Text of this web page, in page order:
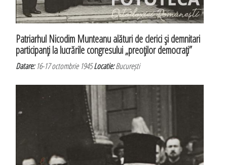
Patriarhul Nicodim Munteanu alături de clerici şi demnitari
participanţi la lucrările congresului „preoţilor democraţi”
Datare:16-17 octombrie 1945Locatie:București